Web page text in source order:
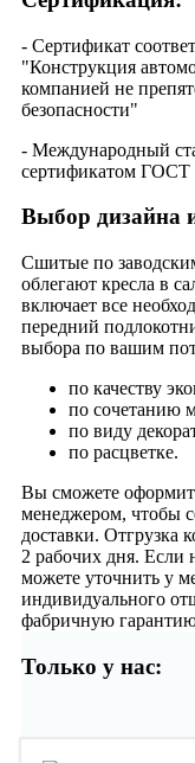
- Сертификат
"Конструкция
компанией не
безопасности"
- Международный
сертификатом ГОСТ
Выбор дизайна
Сшитые по
облегают кресла в
включает все
передний
выбора по вашим
по качеству
по сочетанию
по виду
по расцветке.
Вы сможете
менеджером, чтобы
доставки. Отгрузка
2 рабочих дня. Если
можете уточнить у
индивидуального
фабричную
Только у нас: